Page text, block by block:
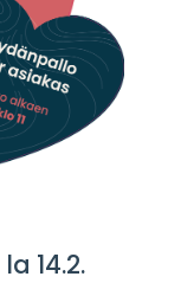
14.2.